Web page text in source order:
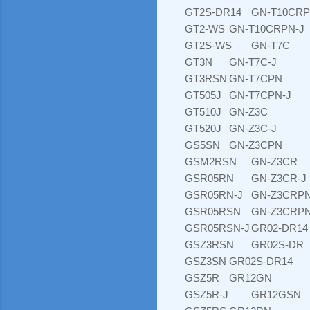
GT2S-DR14
GN-
GT2-WS GN-T10CRPN-J
GT2S-WS
GN-T7C
GT3N
GN-T7C-J
GT3RSN GN-T7CPN
GT505J
GN-T7CPN-J
GT510J
GN-Z3C
GT520J
GN-Z3C-J
GS5SN
GN-Z3CPN
GSM2RSN
GN-Z3CR
GSR05RN
GN-Z3CR-J
GSR05RN-J
GN-
GSR05RSN
GN-
GSR05RSN-JGR02-DR14
GSZ3RSN
GR02S-DR
GSZ3SN GR02S-DR14
GSZ5R
GR12GN
GSZ5R-J
GR12GSN